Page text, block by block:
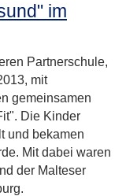
im
Partnerschule,
mit
gemeinsamen
Die Kinder
und bekamen
Mit dabei waren
der Malteser